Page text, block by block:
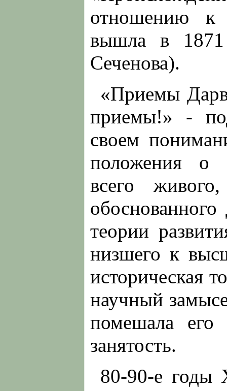
отношению к
вышла в
Сеченова).
«Приемы
приемы!» -
своем
положения о
всего
теории
низшего к
историческая
научный
помешала его
занятость.
80-90-е годы